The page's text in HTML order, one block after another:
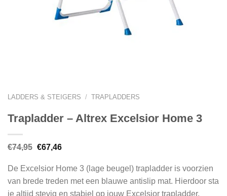
LADDERS & STEIGERS / TRAPLADDERS
Trapladder – Altrex Excelsior Home 3
€74,95 Oorspronkelijke
€74,95.
€67,46Huidige
€67,46.
De Excelsior Home 3 (lage beugel) trapladder is voorzien
van brede treden met een blauwe antislip mat. Hierdoor sta
je altijd stevig en stabiel op jouw Excelsior trapladder.